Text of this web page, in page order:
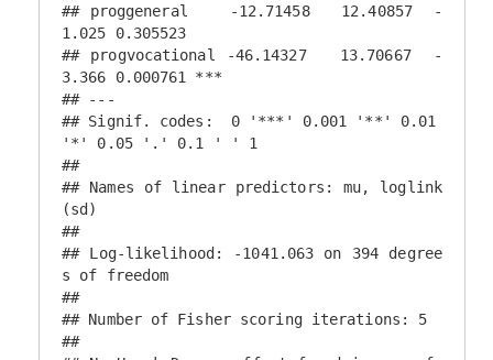
## proggeneral    -12.71458   12.40857  -
1.025 0.305523
## progvocational -46.14327   13.70667  -
3.366 0.000761 ***
## ---
## Signif. codes:  0 '***' 0.001 '**' 0.01
'*' 0.05 '.' 0.1 ' ' 1
##
## Names of linear predictors: mu, loglink
(sd)
##
## Log-likelihood: -1041.063 on 394 degree
s of freedom
##
## Number of Fisher scoring iterations: 5
##